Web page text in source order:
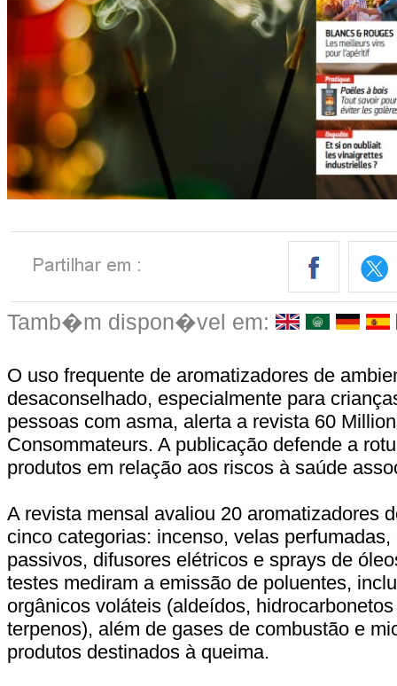
Tamb�m dispon�vel em:
O uso frequente de aromatizadores de
desaconselhado, especialmente para
pessoas com asma, alerta a revista 60
Consommateurs. A publicação defende a
produtos em relação aos riscos à saúde
A revista mensal avaliou 20 aromatizadores
cinco categorias: incenso, velas perfumadas,
passivos, difusores elétricos e sprays de
testes mediram a emissão de poluentes,
orgânicos voláteis (aldeídos,
terpenos), além de gases de combustão e
produtos destinados à queima.